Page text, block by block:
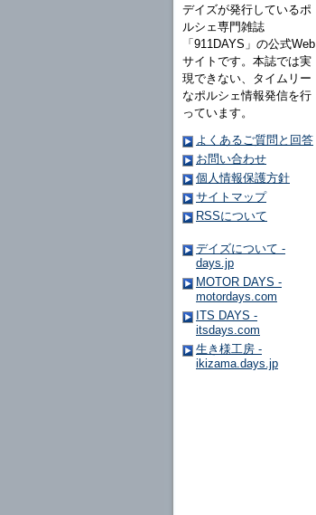
デイズが発行しているポ
ルシェ専門雑誌
「911DAYS」の公式Web
サイトです。本誌では実
現できない、タイムリー
なポルシェ情報発信を行
っています。
よくあるご質問と回答
お問い合わせ
個人情報保護方針
サイトマップ
RSSについて
デイズについて -
days.jp
MOTOR DAYS -
motordays.com
ITS DAYS -
itsdays.com
生き様工房 -
ikizama.days.jp